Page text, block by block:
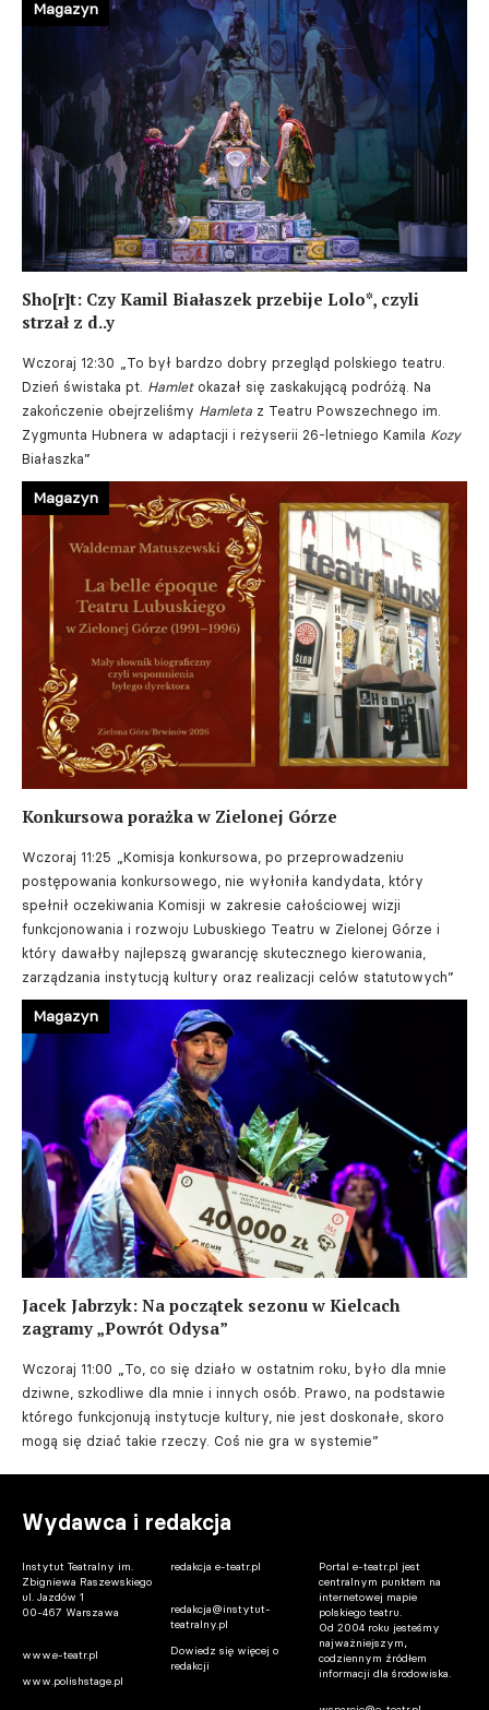
Sho[r]t: Czy Kamil Białaszek przebije Lolo*, czyli
strzał z d..y
Wczoraj 12:30
„To był bardzo dobry przegląd polskiego teatru.
Dzień świstaka pt. Hamletokazał się zaskakującą podróżą. Na
zakończenie obejrzeliśmy Hamleta z Teatru Powszechnego im.
Zygmunta Hubnera w adaptacji i reżyserii 26-letniego Kamila Kozy
Białaszka”
Magazyn
Konkursowa porażka w Zielonej Górze
Wczoraj 11:25 „Komisja konkursowa, po przeprowadzeniu
postępowania konkursowego, nie wyłoniła kandydata, który
spełnił oczekiwania Komisji w zakresie całościowej wizji
funkcjonowania i rozwoju Lubuskiego Teatru w Zielonej Górze i
który dawałby najlepszą gwarancję skutecznego kierowania,
zarządzania instytucją kultury oraz realizacji celów statutowych”
Magazyn
Jacek Jabrzyk: Na początek sezonu w Kielcach
zagramy „Powrót Odysa”
Wczoraj 11:00
„To, co się działo w ostatnim roku, było dla mnie
dziwne, szkodliwe dla mnie i innych osób. Prawo, na podstawie
którego funkcjonują instytucje kultury, nie jest doskonałe, skoro
mogą się dziać takie rzeczy. Coś nie gra w systemie”
Magazyn
Wydawca i redakcja
Instytut Teatralny im.
Zbigniewa Raszewskiego
ul. Jazdów 1
00-467 Warszawa
www.e-teatr.pl
www.polishstage.pl
redakcja e-teatr.pl
redakcja@instytut-
teatralny.pl
Dowiedz się więcej o
redakcji
Portal e-teatr.pl jest
centralnym punktem na
internetowej mapie
polskiego teatru.
Od 2004 roku jesteśmy
najważniejszym,
codziennym źródłem
informacji dla środowiska.